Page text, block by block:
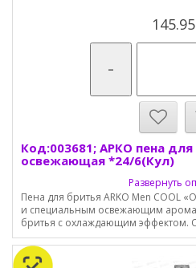
-
Код:003681; АРКО пена
освежающая *24/6(Кул)
Развернуть
Пена для бритья ARKO Men COOL
и специальным освежающим
бритья с охлаждающим эффектом.